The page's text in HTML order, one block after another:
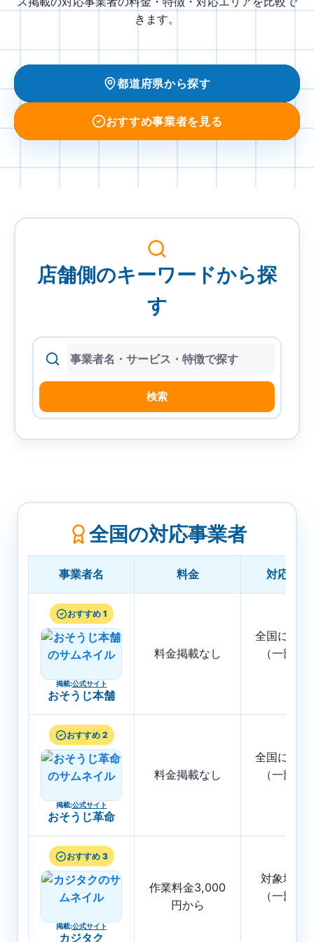
きます。
都道府県から探す
おすすめ事業者を見る
店舗側のキーワードから探
す
事
検索
全国の対応事業者
事業者名 料金 対応エリ
おすすめ 1
掲載:公式サイト
おそうじ本舗
料金掲載なし
全国に店舗
（一部地
おすすめ 2
掲載:公式サイト
おそうじ革命
料金掲載なし
全国に店舗
（一部地
おすすめ 3
掲載:公式サイト
カジタク
作業料金3,000
円から
対象地域
（一部地